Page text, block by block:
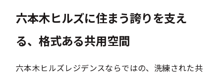
六本木ヒルズに住まう誇りを支え
る、格式ある共用空間
六本木ヒルズレジデンスならではの、洗練された共